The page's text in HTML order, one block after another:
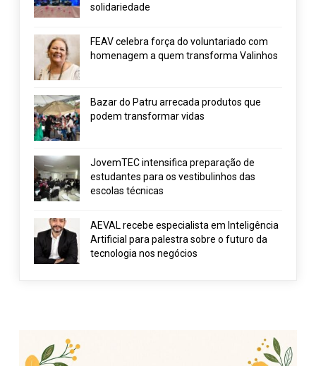
solidariedade
FEAV celebra força do voluntariado com
homenagem a quem transforma Valinhos
Bazar do Patru arrecada produtos que
podem transformar vidas
JovemTEC intensifica preparação de
estudantes para os vestibulinhos das
escolas técnicas
AEVAL recebe especialista em Inteligência
Artificial para palestra sobre o futuro da
tecnologia nos negócios